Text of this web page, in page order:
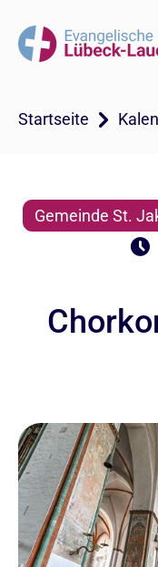
Startseite
Gemeinde St.